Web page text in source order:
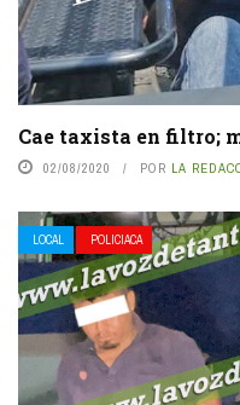
Cae taxista en filtro;
02/08/2020 POR LA
LOCAL POLICIACA